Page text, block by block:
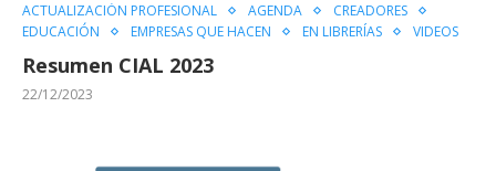
ACTUALIZACIÓN PROFESIONAL AGENDA
CREADORES
EDUCACIÓN
EMPRESAS QUE HACEN EN LIBRERÍAS VIDEOS
Resumen CIAL 2023
22/12/2023